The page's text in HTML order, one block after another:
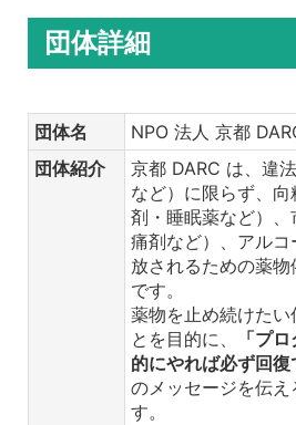
団体詳細
団体名
NPO 法人 京都
団体紹介
京都 DARC は、違
など）に限らず、
剤・睡眠薬など）
痛剤など）、アル
放されるための薬
です。
薬物を止め続けた
とを目的に、
「プ
的にやれば必ず回復
のメッセージを伝え
す。